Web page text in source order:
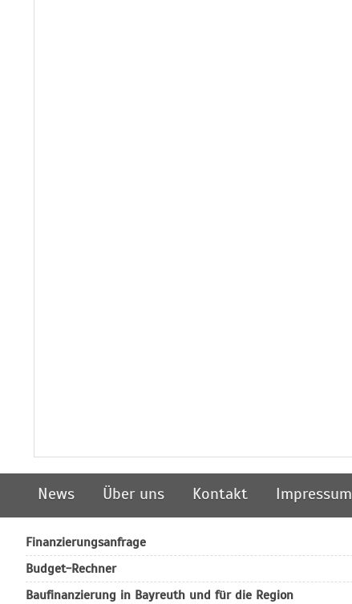
News Über uns Kontakt Impressum
Finanzierungsanfrage
Budget-Rechner
Baufinanzierung in Bayreuth und für die Region